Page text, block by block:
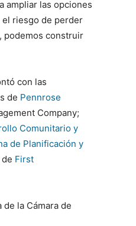
ampliar las opciones
el riesgo de perder
podemos construir
con las
de Pennrose
Company;
Comunitario y
de Planificación y
First
la Cámara de